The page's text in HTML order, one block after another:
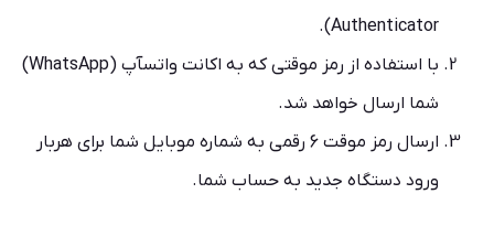
Authenticator).
با استفاده از رمز موقتی که به اکانت واتسآپ (WhatsApp)
شما ارسال خواهد شد.
ارسال رمز موقت 6 رقمی به شماره موبایل شما برای هربار
ورود دستگاه جدید به حساب شما.